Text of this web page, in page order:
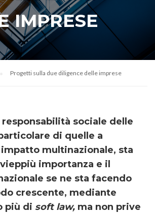
IMPRESE
Progetti sulla due diligence delle imprese
sociale delle
di quelle a
multinazionale, sta
importanza e il
se ne sta facendo
crescente, mediante
più di soft law, ma non prive